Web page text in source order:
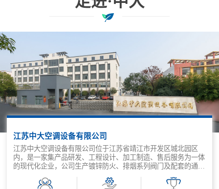
江苏中大空调设备有限公司
江苏中大空调设备有限公司位于江苏省靖江市开发区城北园区
内，是一家集产品研发、工程设计、加工制造、售后服务为一体
的现代化企业，公司生产镀锌防火、排烟系列阀门及配套的通风